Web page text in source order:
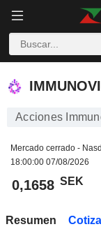
IMMUNOVIA AB
Acciones
Mercado cerrado -
18:00:00 07/08/2026
0,1658 SEK
Resumen